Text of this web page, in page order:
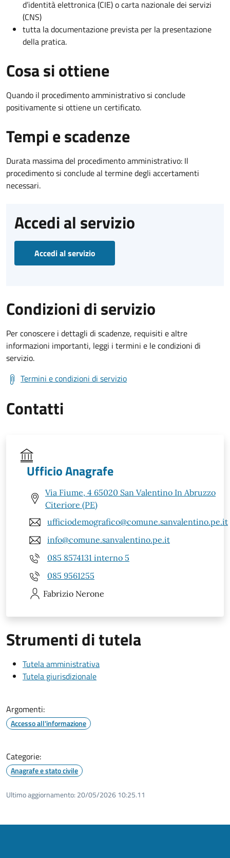
d’identità elettronica (CIE) o carta nazionale dei servizi
(CNS)
tutta la documentazione prevista per la presentazione
della pratica.
Cosa si ottiene
Quando il procedimento amministrativo si conclude
positivamente si ottiene un certificato.
Tempi e scadenze
Durata massima del procedimento amministrativo: Il
procedimento si conclude al termine degli accertamenti
necessari.
Accedi al servizio
Accedi al servizio
Condizioni di servizio
Per conoscere i dettagli di scadenze, requisiti e altre
informazioni importanti, leggi i termini e le condizioni di
servizio.
Termini e condizioni di servizio
Contatti
Ufficio Anagrafe
Via Fiume, 4 65020 San Valentino In Abruzzo
Citeriore (PE)
ufficiodemografico@comune.sanvalentino.pe.it
info@comune.sanvalentino.pe.it
085 8574131 interno 5
085 9561255
Fabrizio Nerone
Strumenti di tutela
Tutela amministrativa
Tutela giurisdizionale
Argomenti:
Accesso all'informazione
Categorie:
Anagrafe e stato civile
Ultimo aggiornamento: 20/05/2026 10:25.11